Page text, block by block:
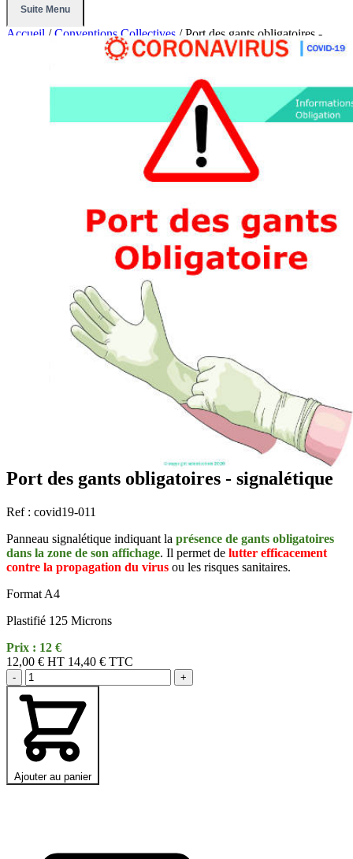
Suite Menu
Accueil / Conventions Collectives / Port des gants obligatoires -
Port des gants obligatoires - signalétique
Ref : covid19-011
Panneau signalétique indiquant la présence de gants obligatoires
dans la zone de son affichage. Il permet de lutter efficacement
contre la propagation du virus ou les risques sanitaires.
Format A4
Plastifié 125 Microns
Prix : 12 €
12,00 € HT 14,40 € TTC
- +
Ajouter au panier